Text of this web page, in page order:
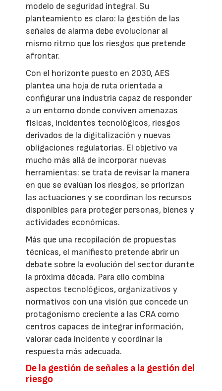
modelo de seguridad integral. Su
planteamiento es claro: la gestión de las
señales de alarma debe evolucionar al
mismo ritmo que los riesgos que pretende
afrontar.
Con el horizonte puesto en 2030, AES
plantea una hoja de ruta orientada a
configurar una industria capaz de responder
a un entorno donde conviven amenazas
físicas, incidentes tecnológicos, riesgos
derivados de la digitalización y nuevas
obligaciones regulatorias. El objetivo va
mucho más allá de incorporar nuevas
herramientas: se trata de revisar la manera
en que se evalúan los riesgos, se priorizan
las actuaciones y se coordinan los recursos
disponibles para proteger personas, bienes y
actividades económicas.
Más que una recopilación de propuestas
técnicas, el manifiesto pretende abrir un
debate sobre la evolución del sector durante
la próxima década. Para ello combina
aspectos tecnológicos, organizativos y
normativos con una visión que concede un
protagonismo creciente a las CRA como
centros capaces de integrar información,
valorar cada incidente y coordinar la
respuesta más adecuada.
De la gestión de señales a la gestión del
riesgo